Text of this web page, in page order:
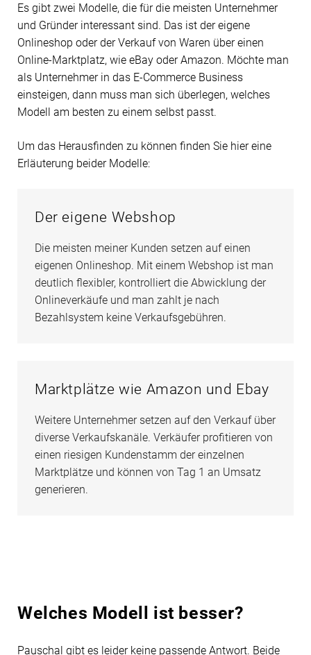
Es gibt zwei Modelle, die für die meisten Unternehmer
und Gründer interessant sind. Das ist der eigene
Onlineshop oder der Verkauf von Waren über einen
Online-Marktplatz, wie eBay oder Amazon. Möchte man
als Unternehmer in das E-Commerce Business
einsteigen, dann muss man sich überlegen, welches
Modell am besten zu einem selbst passt.
Um das Herausfinden zu können finden Sie hier eine
Erläuterung beider Modelle:
Der eigene Webshop
Die meisten meiner Kunden setzen auf einen
eigenen Onlineshop. Mit einem Webshop ist man
deutlich flexibler, kontrolliert die Abwicklung der
Onlineverkäufe und man zahlt je nach
Bezahlsystem keine Verkaufsgebühren.
Marktplätze wie Amazon und Ebay
Weitere Unternehmer setzen auf den Verkauf über
diverse Verkaufskanäle. Verkäufer profitieren von
einen riesigen Kundenstamm der einzelnen
Marktplätze und können von Tag 1 an Umsatz
generieren.
Welches Modell ist besser?
Pauschal gibt es leider keine passende Antwort. Beide